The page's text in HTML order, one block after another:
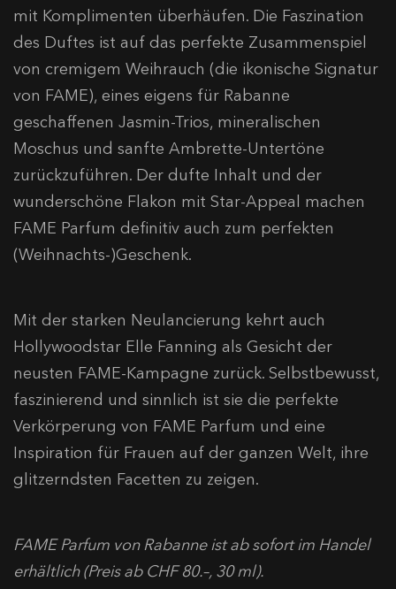
mit Komplimenten überhäufen. Die Faszination
des Duftes ist auf das perfekte Zusammenspiel
von cremigem Weihrauch (die ikonische Signatur
von FAME), eines eigens für Rabanne
geschaffenen Jasmin-Trios, mineralischen
Moschus und sanfte Ambrette-Untertöne
zurückzuführen. Der dufte Inhalt und der
wunderschöne Flakon mit Star-Appeal machen
FAME Parfum definitiv auch zum perfekten
(Weihnachts-)Geschenk.
Mit der starken Neulancierung kehrt auch
Hollywoodstar Elle Fanning als Gesicht der
neusten FAME-Kampagne zurück. Selbstbewusst,
faszinierend und sinnlich ist sie die perfekte
Verkörperung von FAME Parfum und eine
Inspiration für Frauen auf der ganzen Welt, ihre
glitzerndsten Facetten zu zeigen.
FAME Parfum von Rabanne ist ab sofort im Handel
erhältlich (Preis ab CHF 80.–, 30 ml).